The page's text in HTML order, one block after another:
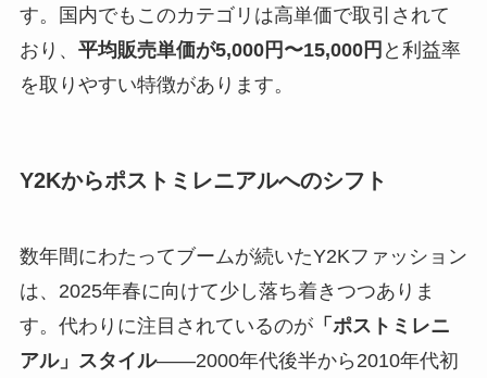
す。国内でもこのカテゴリは高単価で取引されて
おり、 平均販売単価が5,000円〜15,000円 と利益率
を取りやすい特徴があります。
Y2Kからポストミレニアルへのシフト
数年間にわたってブームが続いたY2Kファッション
は、2025年春に向けて少し落ち着きつつありま
す。代わりに注目されているのが「ポストミレニ
アル」スタイル——2000年代後半から2010年代初